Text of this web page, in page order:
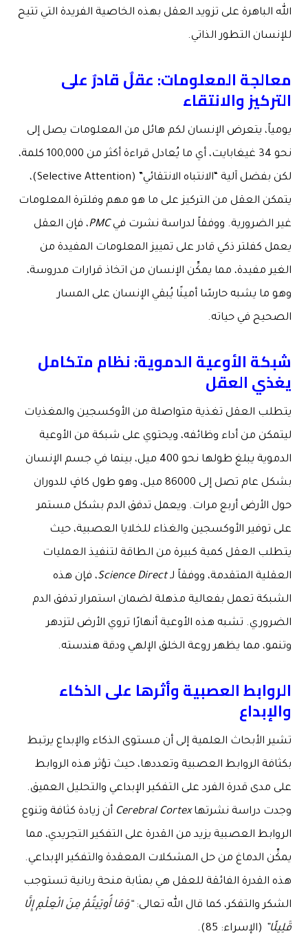
الله الباهرة على تزويد العقل بهذه الخاصية الفريدة التي تتيح
للإنسان التطور الذاتي.
معالجة المعلومات: عقلٌ قادرٌ على
التركيز والانتقاء
يومياً، يتعرض الإنسان لكم هائل من المعلومات يصل إلى
نحو 34 غيغابايت، أي ما يُعادل قراءة أكثر من 100,000 كلمة،
لكن بفضل آلية “الانتباه الانتقائي” (Selective Attention)،
يتمكن العقل من التركيز على ما هو مهم وفلترة المعلومات
غير الضرورية. ووفقاً لدراسة نشرت في PMC، فإن العقل
يعمل كفلتر ذكي قادر على تمييز المعلومات المفيدة من
الغير مفيدة، مما يمكِّن الإنسان من اتخاذ قرارات مدروسة،
وهو ما يشبه حارسًا أمينًا يُبقي الإنسان على المسار
الصحيح في حياته.
شبكة الأوعية الدموية: نظام متكامل
يغذي العقل
يتطلب العقل تغذية متواصلة من الأوكسجين والمغذيات
ليتمكن من أداء وظائفه، ويحتوي على شبكة من الأوعية
الدموية يبلغ طولها نحو 400 ميل، بينما في جسم الإنسان
بشكل عام تصل إلى 86000 ميل، وهو طول كافٍ للدوران
حول الأرض أربع مرات. ويعمل تدفق الدم بشكل مستمر
على توفير الأوكسجين والغذاء للخلايا العصبية، حيث
يتطلب العقل كمية كبيرة من الطاقة لتنفيذ العمليات
العقلية المتقدمة، ووفقاً لـScience Direct، فإن هذه
الشبكة تعمل بفعالية مذهلة لضمان استمرار تدفق الدم
الضروري. تشبه هذه الأوعية أنهارًا تروي الأرض لتزدهر
وتنمو، مما يظهر روعة الخلق الإلهي ودقة هندسته.
الروابط العصبية وأثرها على الذكاء
والإبداع
تشير الأبحاث العلمية إلى أن مستوى الذكاء والإبداع يرتبط
بكثافة الروابط العصبية وتعددها، حيث تؤثر هذه الروابط
على مدى قدرة الفرد على التفكير الإبداعي والتحليل العميق.
وجدت دراسة نشرتهاCerebral Cortex أن زيادة كثافة وتنوع
الروابط العصبية يزيد من القدرة على التفكير التجريدي، مما
يمكِّن الدماغ من حل المشكلات المعقدة والتفكير الإبداعي.
هذه القدرة الفائقة للعقل هي بمثابة منحة ربانية تستوجب
الشكر والتفكر، كما قال الله تعالى:“وَمَا أُوتِيتُمْ مِنَ الْعِلْمِ إِلَّا
قَلِيلًا” (الإسراء: 85).